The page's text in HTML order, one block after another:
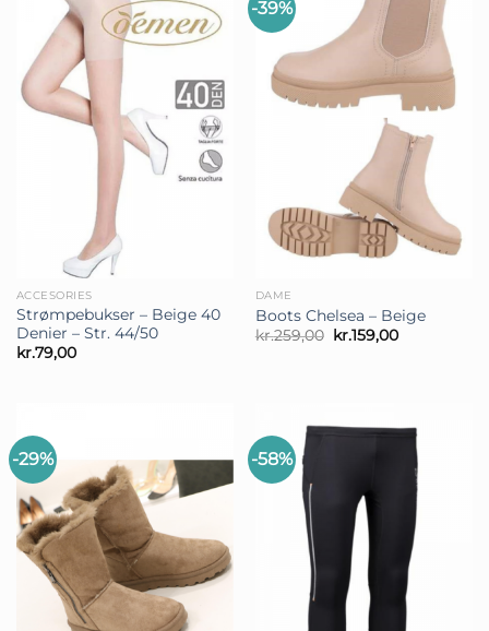
ACCESORIES
Strømpebukser – Beige 40
Denier – Str. 44/50
kr.79,00
-39%
DAME
Boots Chelsea – Beige
kr.259,00 Den
oprindelige
kr.159,00Den
-29% -58%